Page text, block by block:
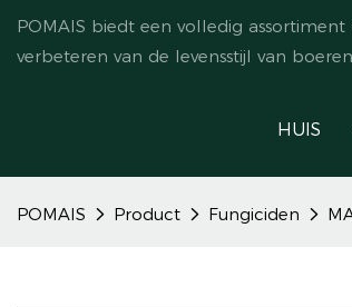
POMAIS biedt een volledig
verbeteren van de levensstijl van
HUIS
POMAIS Product Fungiciden